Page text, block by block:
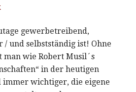
gewerbetreibend,
und selbstständig ist! Ohne
man wie Robert Musil´s
in der heutigen
immer wichtiger, die eigene